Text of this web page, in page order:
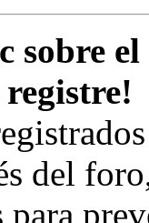
sobre
registre!
del
para